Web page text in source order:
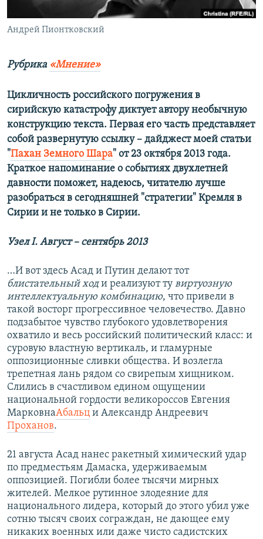
ПОБЕДИТЕЛЕЙ НЕ СУДЯТ?
КРЫМ.НЕПОКОРЕННЫЙ
УКРАИНСКАЯ ПРОБЛЕМА КРЫМА
Все сайты RFE/RL
Андрей Пионтковский
Рубрика «Мнение»
Цикличность российского погружения в
сирийскую катастрофу диктует автору необычную
конструкцию текста. Первая его часть представляет
собой развернутую ссылку – дайджест моей статьи
"Пахан Земного Шара" от 23 октября 2013 года.
Краткое напоминание о событиях двухлетней
давности поможет, надеюсь, читателю лучше
разобраться в сегодняшней "стратегии" Кремля в
Сирии и не только в Сирии.
УзелI. Август – сентябрь 2013
…И вот здесь Асад и Путин делают тот
блистательный ходи реализуют ту виртуозную
интеллектуальную комбинацию, что привели в
такой восторг прогрессивное человечество. Давно
подзабытое чувство глубокого удовлетворения
охватило и весь российский политический класс: и
суровую властную вертикаль, и гламурные
оппозиционные сливки общества. И возлегла
трепетная лань рядом со свирепым хищником.
Слились в счастливом едином ощущении
национальной гордости великороссов Евгения
МарковнаАбальц и Александр Андреевич
Проханов.
21 августа Асад нанес ракетный химический удар
по предместьям Дамаска, удерживаемым
оппозицией. Погибли более тысячи мирных
жителей. Мелкое рутинное злодеяние для
национального лидера, который до этого убил уже
сотню тысяч своих сограждан, не дающее ему
никаких военных или даже чисто садистских